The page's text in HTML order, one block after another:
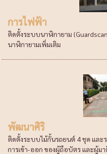
การไฟฟ้า
ติดตั้งระบบนาฬิกายาม
นาฬิกายามเพิ่มเติม
พัฒนาศิริ
ติดตั้งระบบไม้กั้นรถยนต์ 4 ชุด และ
การเข้า-ออก ของผู้ถือบัตร และผู้ม